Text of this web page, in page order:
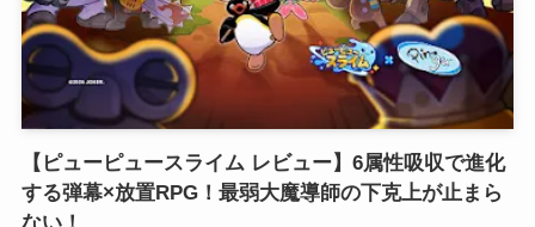
【ピューピュースライム レビュー】6属性吸収で進化
する弾幕×放置RPG！最弱大魔導師の下克上が止まら